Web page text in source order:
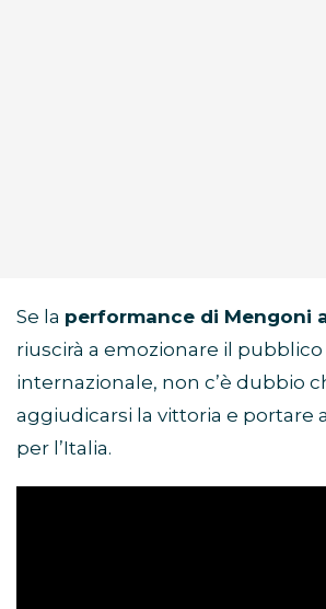
Se la performance di Mengoni
riuscirà a emozionare il pubblico
internazionale, non c’è dubbio
aggiudicarsi la vittoria e portare
per l’Italia.